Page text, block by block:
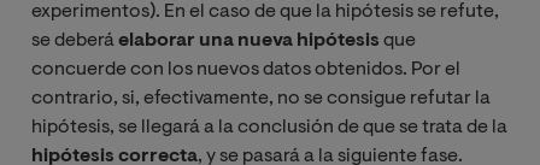
experimentos). En el caso de que la hipótesis se refute,
se deberáelaborar una nueva hipótesis que
concuerde con los nuevos datos obtenidos. Por el
contrario, si, efectivamente, no se consigue refutar la
hipótesis, se llegará a la conclusión de que se trata de la
hipótesis correcta, y se pasará a la siguiente fase.